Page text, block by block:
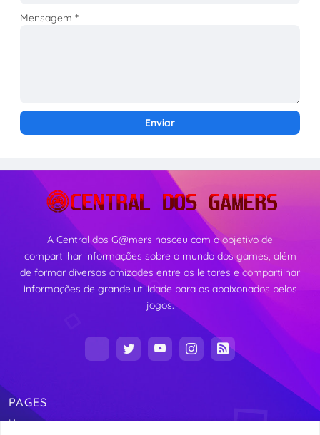
Mensagem*
A Central dos G@mers nasceu com o objetivo de
compartilhar informações sobre o mundo dos games, além
de formar diversas amizades entre os leitores e compartilhar
informações de grande utilidade para os apaixonados pelos
jogos.
PAGES
Home